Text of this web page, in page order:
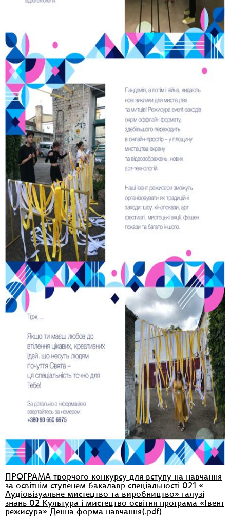
ПРОГРАМА творчого конкурсу для вступу на навчання
за освітнім ступенем бакалавр спеціальності 021 «
Аудіовізуальне мистецтво та виробництво» галузі
знань 02 Культура і мистецтво освітня програма «Івент
режисура» Денна форма навчання(.pdf)